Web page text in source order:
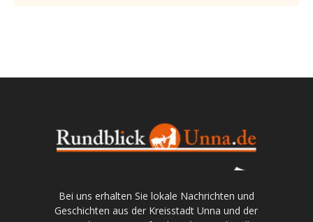
Bei uns erhalten Sie lokale Nachrichten und
Geschichten aus der Kreisstadt Unna und der